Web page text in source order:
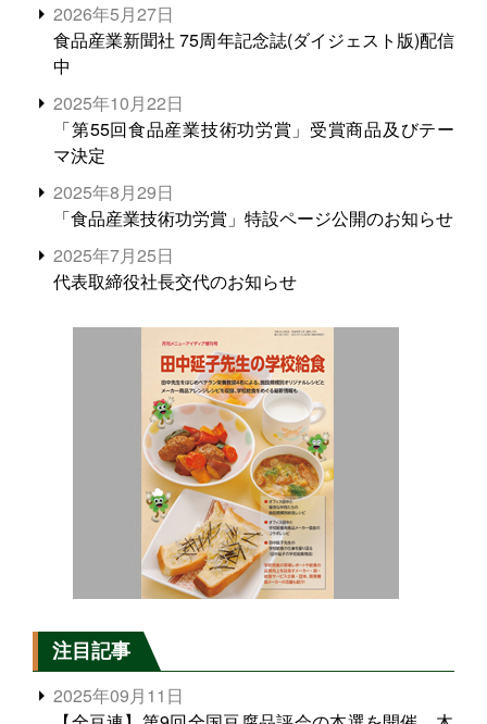
2026年5月27日
食品産業新聞社 75周年記念誌(ダイジェスト版)配信
中
2025年10月22日
「第55回食品産業技術功労賞」受賞商品及びテー
マ決定
2025年8月29日
「食品産業技術功労賞」特設ページ公開のお知らせ
2025年7月25日
代表取締役社長交代のお知らせ
注目記事
2025年09月11日